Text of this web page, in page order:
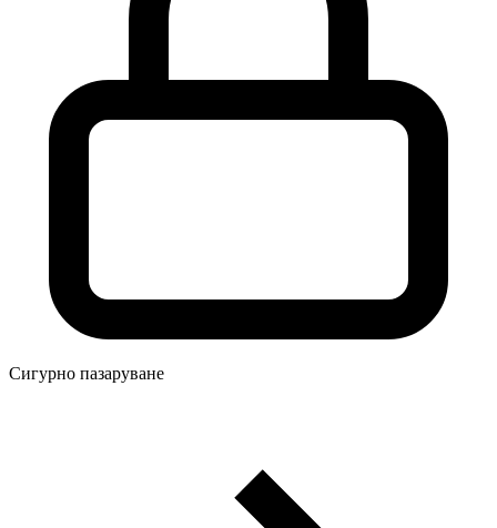
Сигурно пазаруване